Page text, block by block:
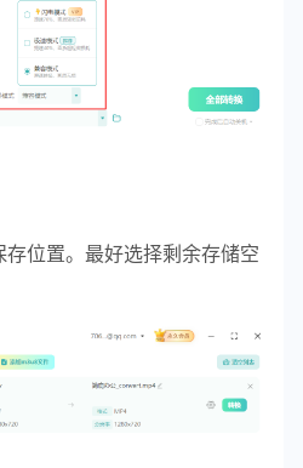
位置。最好选择剩余存储空